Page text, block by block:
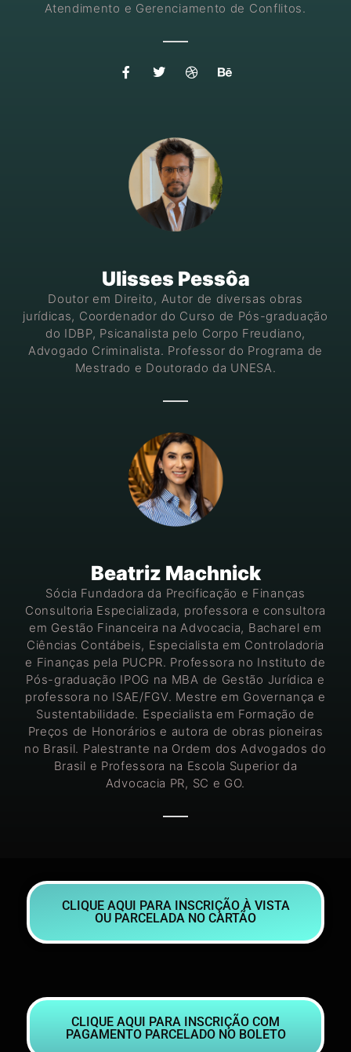
Atendimento e Gerenciamento de Conflitos.
Ulisses Pessôa
Doutor em Direito, Autor de diversas obras
jurídicas, Coordenador do Curso de Pós-graduação
do IDBP, Psicanalista pelo Corpo Freudiano,
Advogado Criminalista. Professor do Programa de
Mestrado e Doutorado da UNESA.
Beatriz Machnick
Sócia Fundadora da Precificação e Finanças
Consultoria Especializada, professora e consultora
em Gestão Financeira na Advocacia, Bacharel em
Ciências Contábeis, Especialista em Controladoria
e Finanças pela PUCPR. Professora no Instituto de
Pós-graduação IPOG na MBA de Gestão Jurídica e
professora no ISAE/FGV. Mestre em Governança e
Sustentabilidade. Especialista em Formação de
Preços de Honorários e autora de obras pioneiras
no Brasil. Palestrante na Ordem dos Advogados do
Brasil e Professora na Escola Superior da
Advocacia PR, SC e GO.
CLIQUE AQUI PARA INSCRIÇÃO À VISTA
OU PARCELADA NO CARTÃO
CLIQUE AQUI PARA INSCRIÇÃO COM
PAGAMENTO PARCELADO NO BOLETO